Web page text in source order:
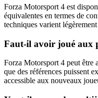
Forza Motorsport 4 est
équivalentes en termes de
techniques varient
Faut-il avoir joué aux
Forza Motorsport 4 peut être
que des références puissent
accessible aux nouveaux